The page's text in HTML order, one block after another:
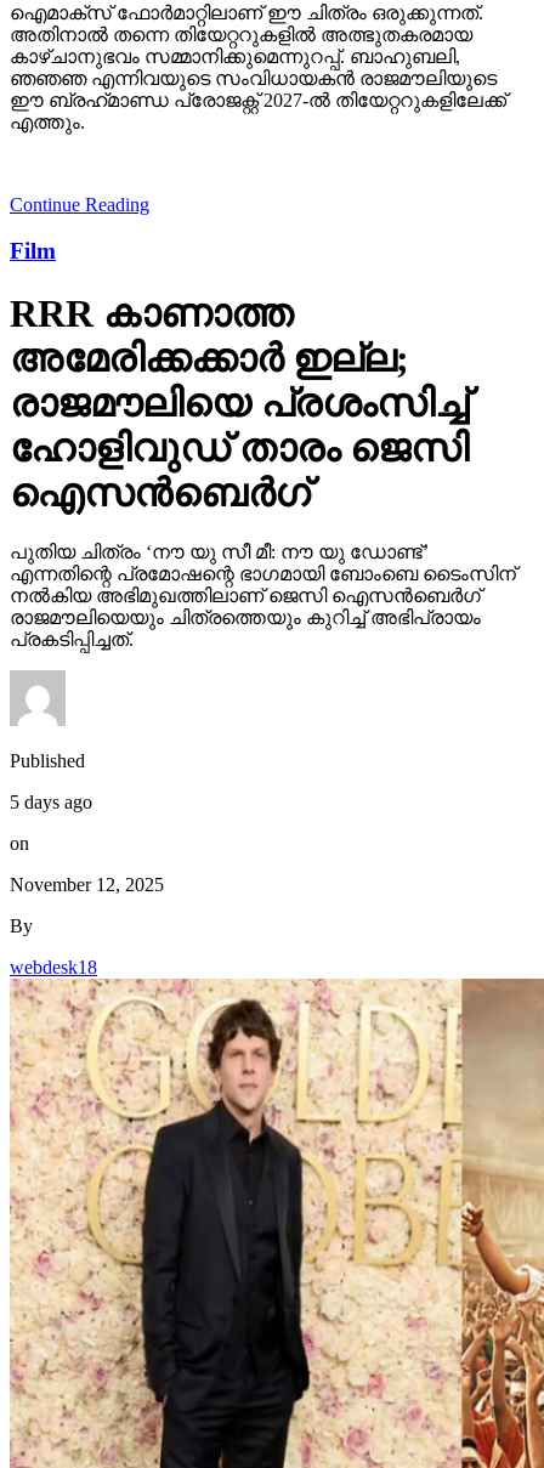
ഐമാക്‌സ് ഫോര്‍മാറ്റിലാണ് ഈ ചിത്രം ഒരുക്കുന്നത്.
അതിനാല്‍ തന്നെ തിയേറ്ററുകളില്‍ അത്ഭുതകരമായ
കാഴ്ചാനുഭവം സമ്മാനിക്കുമെന്നുറപ്പ്. ബാഹുബലി,
ഞഞഞ എന്നിവയുടെ സംവിധായകന്‍ രാജമൗലിയുടെ
ഈ ബ്രഹ്‌മാണ്ഡ പ്രോജക്റ്റ് 2027-ല്‍ തിയേറ്ററുകളിലേക്ക്
എത്തും.
Continue Reading
Film
RRR കാണാത്ത
അമേരിക്കക്കാര്‍ ഇല്ല;
രാജമൗലിയെ പ്രശംസിച്ച്
ഹോളിവുഡ് താരം ജെസി
ഐസന്‍ബെര്‍ഗ്
പുതിയ ചിത്രം ‘നൗ യു സീ മീ: നൗ യു ഡോണ്ട്’
എന്നതിന്റെ പ്രമോഷന്റെ ഭാഗമായി ബോംബെ ടൈംസിന്
നല്‍കിയ അഭിമുഖത്തിലാണ് ജെസി ഐസന്‍ബെര്‍ഗ്
രാജമൗലിയെയും ചിത്രത്തെയും കുറിച്ച് അഭിപ്രായം
പ്രകടിപ്പിച്ചത്.
Published
5 days ago
on
November 12, 2025
By
webdesk18